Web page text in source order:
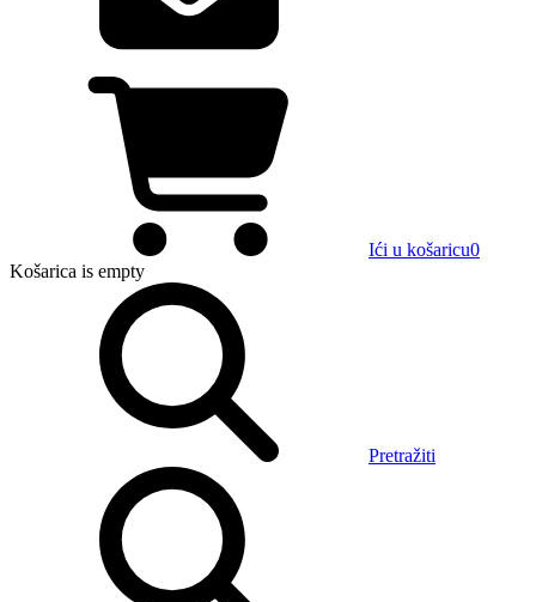
Ići u košaricu0
Košarica is empty
Pretražiti